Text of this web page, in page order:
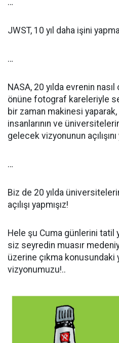
…
JWST, 10 yıl daha işini
…
NASA, 20 yılda evrenin
önüne fotograf kareleriyle
bir zaman makinesi
insanlarının ve
gelecek vizyonunun açılışını
…
Biz de 20 yılda
açılışı yapmışız!
Hele şu Cuma günlerini tatil
siz seyredin muasır
üzerine çıkma konusundaki
vizyonumuzu!..